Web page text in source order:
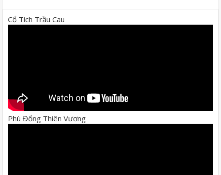
Cổ Tích Trầu Cau
Phù Đổng Thiên Vương